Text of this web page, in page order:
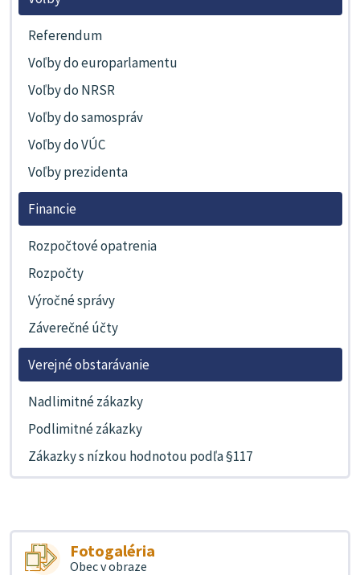
Referendum
Voľby do europarlamentu
Voľby do NRSR
Voľby do samospráv
Voľby do VÚC
Voľby prezidenta
Financie
Rozpočtové opatrenia
Rozpočty
Výročné správy
Záverečné účty
Verejné obstarávanie
Nadlimitné zákazky
Podlimitné zákazky
Zákazky s nízkou hodnotou podľa §117
Fotogaléria
Obec v obraze